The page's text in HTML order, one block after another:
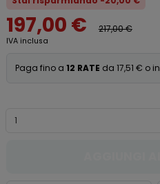
197,00 € 217,00 €
IVA inclusa
Paga fino a 12 RATE da 17,51 € o in